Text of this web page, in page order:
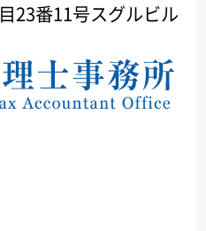
23番11号スグルビル